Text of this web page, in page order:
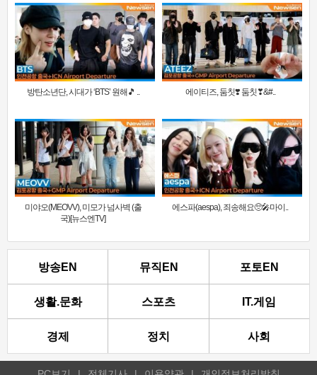
방탄소년단, 시대가 ‘BTS’ 원해🎵 .. 에이티즈, 둠칫❣️ 둠칫❣&#..
미야오(MEOVV), 미모가 넘사벽 (출
국)[뉴스엔TV]
에스파(aespa), 죄송해요🥺🎤마이..
방송EN 뮤직EN 포토EN
생활.문화 스포츠 IT.게임
경제 정치 사회